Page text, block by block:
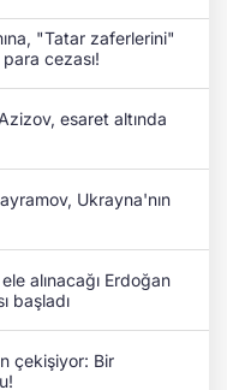
"Tatar zaferlerini"
cezası!
esaret altında
Ukrayna'nın
alınacağı Erdoğan
başladı
çekişiyor: Bir